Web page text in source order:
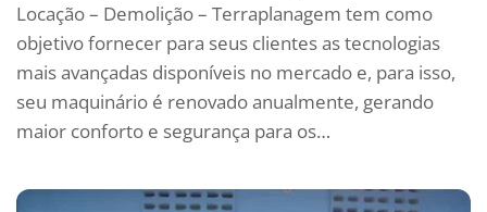
Locação – Demolição – Terraplanagem tem como
objetivo fornecer para seus clientes as tecnologias
mais avançadas disponíveis no mercado e, para isso,
seu maquinário é renovado anualmente, gerando
maior conforto e segurança para os…